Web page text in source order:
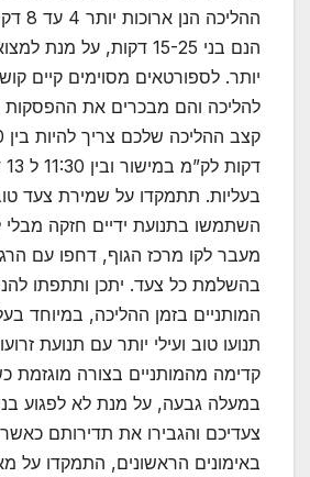
הנם בני 15-25 דקות, על
יותר. לספורטאים מסוימים קיים
להליכה והם מבכרים את ההפסקות
בעליות. תתמקדו על שמירת צעד
השתמשו בתנועת ידיים חזקה מבלי
מעבר לקו מרכז הגוף, דחפו עם
בהשלמת כל צעד. יתכן ותתפתו
המותניים בזמן ההליכה, במיוחד
תנועו טוב ועילי יותר עם תנועת
קדימה מהמותניים בצורה מוגזמת
במעלה גבעה, על מנת לא לפגוע
צעדיכם והגבירו את תדירותם
באימונים הראשונים, התמקדו על